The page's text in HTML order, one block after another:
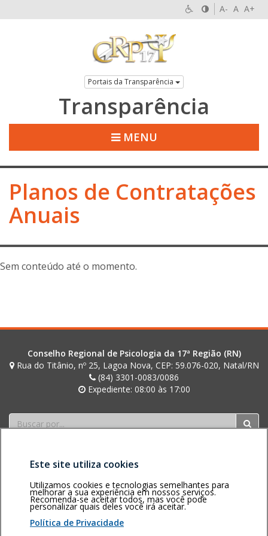
A- A A+
Portais da Transparência
Transparência
MENU
Planos de Contratações
Anuais
Sem conteúdo até o momento.
Conselho Regional de Psicologia da 17ª Região (RN)
Rua do Titânio, nº 25, Lagoa Nova, CEP: 59.076-020, Natal/RN
(84) 3301-0083/0086
Expediente: 08:00 às 17:00
Buscar
Área restritaPolítica de
privacidadePersonalização
de cookies
Este site utiliza cookies
Utilizamos cookies e tecnologias semelhantes para
melhorar a sua experiência em nossos serviços.
Recomenda-se aceitar todos, mas você pode
personalizar quais deles você irá aceitar.
Política de Privacidade